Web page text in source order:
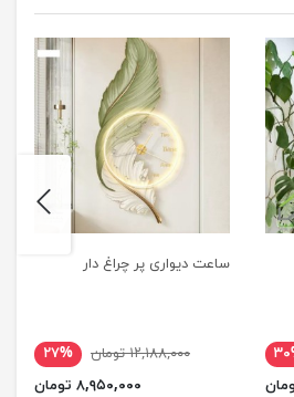
ساعت دیواری پر چراغ دار
۱۲,۱۸۸,۰۰۰ تومان
۲۷%
۸,۹۵۰,۰۰۰ تومان